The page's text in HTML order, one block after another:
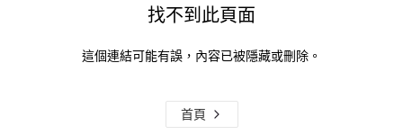
找不到此頁面
這個連結可能有誤，內容已被隱藏或刪除。
首頁